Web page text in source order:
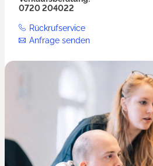
0720 204022
Rückrufservice
Anfrage senden